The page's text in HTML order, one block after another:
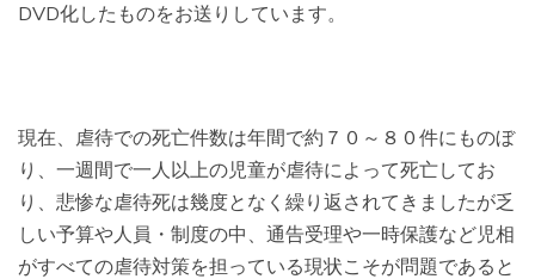
DVD化したものをお送りしています。
現在、虐待での死亡件数は年間で約７０～８０件にものぼ
り、一週間で一人以上の児童が虐待によって死亡してお
り、悲惨な虐待死は幾度となく繰り返されてきましたが乏
しい予算や人員・制度の中、通告受理や一時保護など児相
がすべての虐待対策を担っている現状こそが問題であると